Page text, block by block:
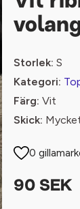
Storlek: S
Kategori:
Färg: Vit
Skick:
0
90 SEK